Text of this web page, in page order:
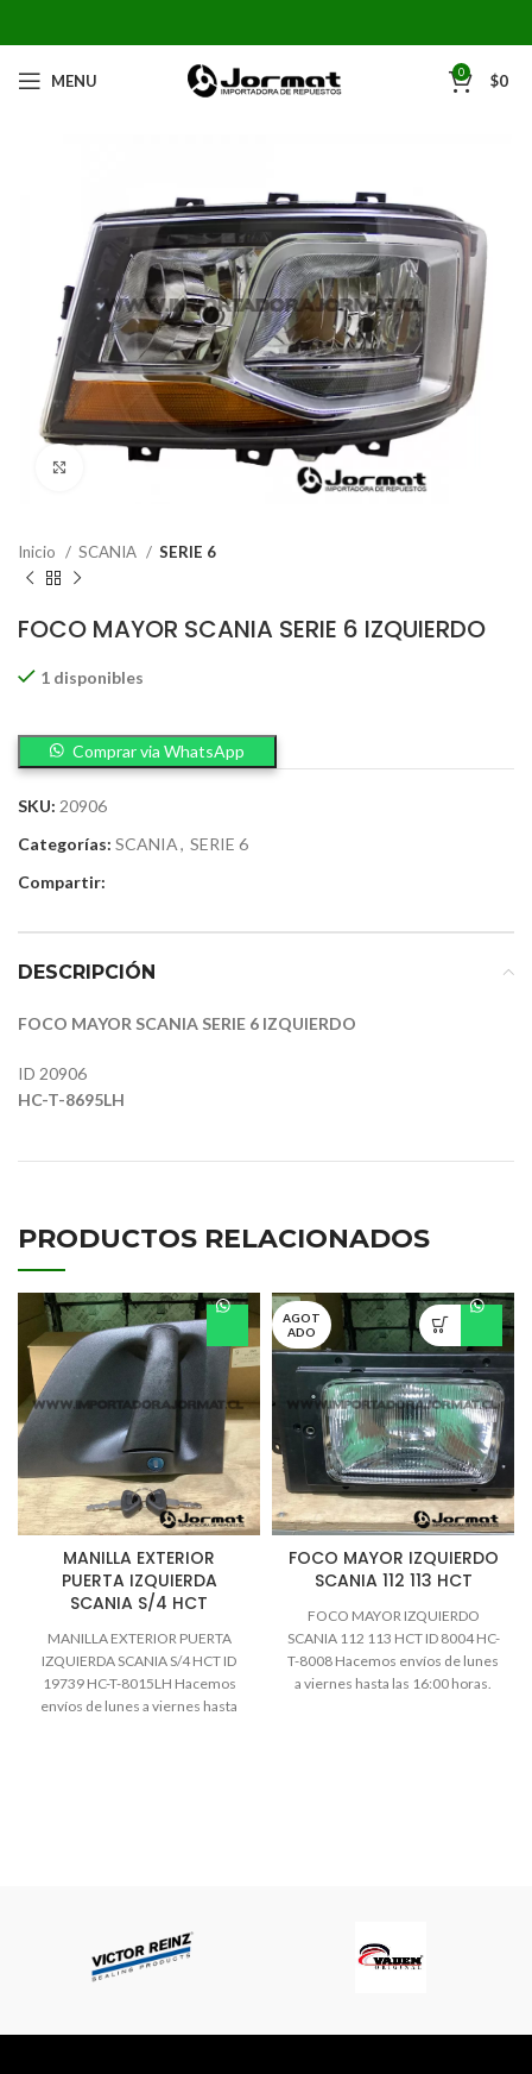
MENU 0 $0
Click to enlarge
Inicio SCANIA SERIE 6
FOCO MAYOR SCANIA SERIE 6 IZQUIERDO
1 disponibles
Comprar via WhatsApp
SKU: 20906
Categorías: SCANIA, SERIE 6
Compartir:
DESCRIPCIÓN
FOCO MAYOR SCANIA SERIE 6 IZQUIERDO
ID 20906
HC-T-8695LH
PRODUCTOS RELACIONADOS
MANILLA EXTERIOR
PUERTA IZQUIERDA
SCANIA S/4 HCT
MANILLA EXTERIOR PUERTA
IZQUIERDA SCANIA S/4 HCT ID
19739 HC-T-8015LH Hacemos
envíos de lunes a viernes hasta
AGOT
ADO
FOCO MAYOR IZQUIERDO
SCANIA 112 113 HCT
FOCO MAYOR IZQUIERDO
SCANIA 112 113 HCT ID 8004 HC-
T-8008 Hacemos envíos de lunes
a viernes hasta las 16:00 horas.